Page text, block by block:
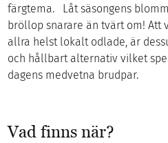
färgtema. Låt säsongens
bröllop snarare än tvärt om! Att
allra helst lokalt odlade, är
och hållbart alternativ vilket
dagens medvetna brudpar.
Vad finns när?